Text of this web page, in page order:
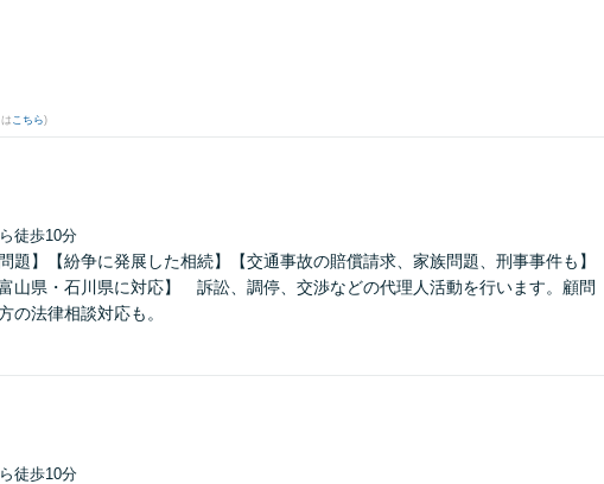
こちら)
徒歩10分
題】【紛争に発展した相続】【交通事故の賠償請求、家族問題、刑事事件も】
山県・石川県に対応】 訴訟、調停、交渉などの代理人活動を行います。顧問
の法律相談対応も。
徒歩10分